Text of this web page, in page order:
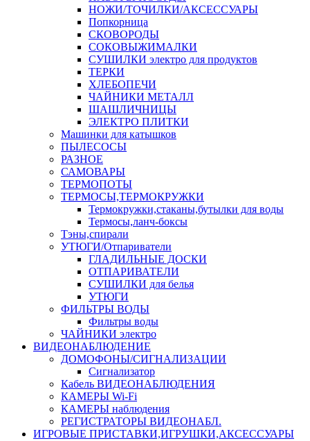
НОЖИ/ТОЧИЛКИ/АКСЕССУАРЫ
Попкорница
СКОВОРОДЫ
СОКОВЫЖИМАЛКИ
СУШИЛКИ электро для продуктов
ТЕРКИ
ХЛЕБОПЕЧИ
ЧАЙНИКИ МЕТАЛЛ
ШАШЛИЧНИЦЫ
ЭЛЕКТРО ПЛИТКИ
Машинки для катышков
ПЫЛЕСОСЫ
РАЗНОЕ
САМОВАРЫ
ТЕРМОПОТЫ
ТЕРМОСЫ,ТЕРМОКРУЖКИ
Термокружки,стаканы,бутылки для воды
Термосы,ланч-боксы
Тэны,спирали
УТЮГИ/Отпариватели
ГЛАДИЛЬНЫЕ ДОСКИ
ОТПАРИВАТЕЛИ
СУШИЛКИ для белья
УТЮГИ
ФИЛЬТРЫ ВОДЫ
Фильтры воды
ЧАЙНИКИ электро
ВИДЕОНАБЛЮДЕНИЕ
ДОМОФОНЫ/СИГНАЛИЗАЦИИ
Сигнализатор
Кабель ВИДЕОНАБЛЮДЕНИЯ
КАМЕРЫ Wi-Fi
КАМЕРЫ наблюдения
РЕГИСТРАТОРЫ ВИДЕОНАБЛ.
ИГРОВЫЕ ПРИСТАВКИ,ИГРУШКИ,АКСЕССУАРЫ